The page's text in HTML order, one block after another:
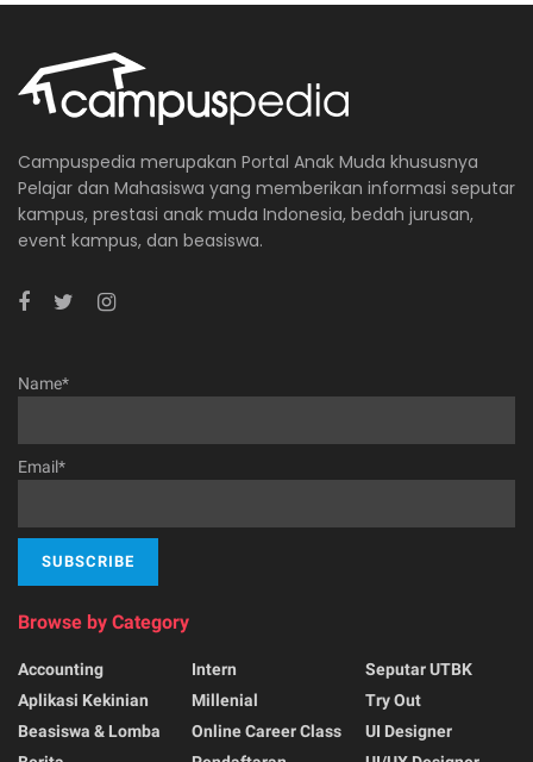
Campuspedia merupakan Portal Anak Muda khususnya
Pelajar dan Mahasiswa yang memberikan informasi seputar
kampus, prestasi anak muda Indonesia, bedah jurusan,
event kampus, dan beasiswa.
Name*
Email*
Browse by Category
Accounting
Aplikasi Kekinian
Beasiswa & Lomba
Intern
Millenial
Online Career Class
Seputar UTBK
Try Out
UI Designer